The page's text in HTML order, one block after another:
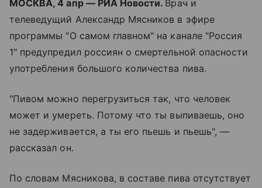
МОСКВА, 4 апр — РИА Новости. Врач и
телеведущий Александр Мясников в эфире
программы "О самом главном" на канале "Россия
1" предупредил россиян о смертельной опасности
употребления большого количества пива.
"Пивом можно перегрузиться так, что человек
может и умереть. Потому что ты выпиваешь, оно
не задерживается, а ты его пьешь и пьешь", —
рассказал он.
По словам Мясникова, в составе пива отсутствует